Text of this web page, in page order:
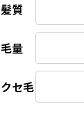
髪質
毛量
クセ毛